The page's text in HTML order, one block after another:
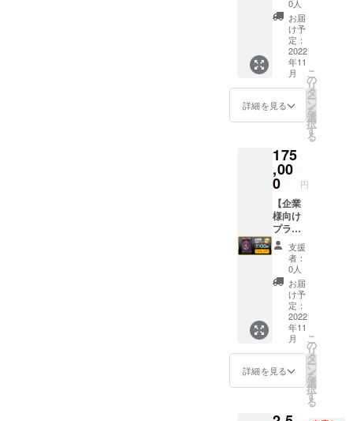
のぞき
コマ」
両面に
牧師さ
んのイ
ラスト
が施さ
クリル
製のア
なりま
す。 ※
通常版
はシン
プルな
デザイ
ンの木
製コマ
です。
ます。
サイ
ズ：S
or M or
L or XL
ラー：
ターン-
ボディ/
（White
）＋デ
ザイン
部/ブ
ラック
Bパ
ターン-
ボディ/
グレー
（Pepp
er）＋
デザイ
ン部/ブ
ラック
ディ：
フォー
トカ
のイラ
ストを
担当し
たヨシ
ジマシ
ウさん
があな
たの宗
教画風
あなた
の顔写
真とあ
なたの
好きな
モチー
フを元
に世界
で1枚だ
けの作
品をシ
ウさん
に制作
して頂
きま
す。 サ
イズ：
A4 画
50,000
円（送
料無
料）
【詳
細】
「製
品」 悪
セット
です。
「特製
セミ
オー
ダー
シャ
ツ」 あ
なたが
選んだ
本ゲー
ム（悪
魔とロ
リー
タ）の
ロリー
タちゃ
んを元
セッ
ト） ・
悪魔と
ロリー
タTシャ
ツ（1
枚） ・
プレイ
マット
（1枚）
リル製
デッキ
スタン
ド（1
個） ・
アクリ
ル製の
ぞきコ
マ（1
個）
【金
額】 プ
ラン
50,000
円（送
料無
料）
【詳
細】
「製
魔とロ
2,500円
20%OF
Fの価格
になり
ます。
★製品
（50
セッ
ト）
額】 プ
ラン
100,000
円（送
料無
料）
【詳
細】
「製
品」 悪
魔とロ
リータ
の基本
セット
です。
「宣伝
協力」
販売時
はこち
らのア
トから
0人
お届
け予
定：
2022
年11
月
詳細を見る
こ
の
リ
タ
ー
ン
を
選
択
す
る
175
,00
0 円
【企業
様向け
プラン
(レギュ
ラー)】
★定価
2,500円
30%OF
Fの価格
になり
ます。
★製品
（100
セッ
ト）
額】 プ
支援
者：
0人
お届
け予
定：
2022
年11
月
詳細を見る
こ
の
リ
タ
ー
ン
を
選
択
す
る